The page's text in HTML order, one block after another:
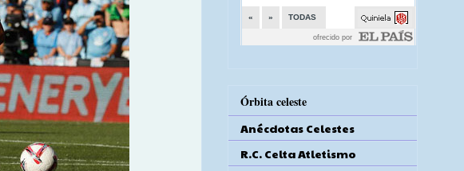
Órbita celeste
Anécdotas Celestes
R.C. Celta Atletismo